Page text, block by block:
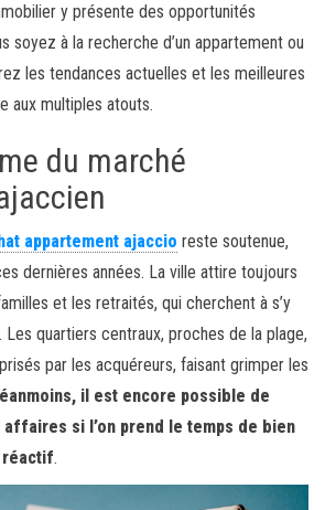
y présente des opportunités
soyez à la recherche d’un appartement ou
les tendances actuelles et les meilleures
aux multiples atouts.
du marché
appartement ajaccio reste soutenue,
dernières années. La ville attire toujours
et les retraités, qui cherchent à s’y
Les quartiers centraux, proches de la plage,
par les acquéreurs, faisant grimper les
il est encore possible de
si l’on prend le temps de bien
réactif.